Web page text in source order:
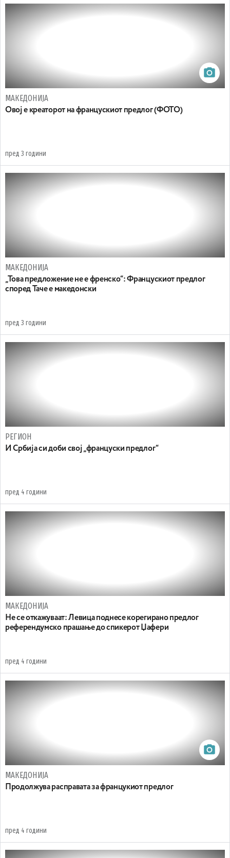
МАКЕДОНИЈА
Овој е креаторот на францускиот предлог (ФОТО)
пред 3 години
МАКЕДОНИЈА
„Това предложение не е френско“: Францускиот предлог
според Таче е македонски
пред 3 години
РЕГИОН
И Србија си доби свој „француски предлог“
пред 4 години
МАКЕДОНИЈА
Не се откажуваат: Левица поднесе корегирано предлог
референдумско прашање до спикерот Џафери
пред 4 години
МАКЕДОНИЈА
Продолжува расправата за францукиот предлог
пред 4 години